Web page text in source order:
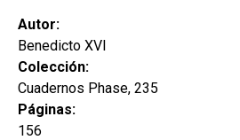
Autor:
Benedicto XVI
Colección:
Cuadernos Phase, 235
Páginas:
156